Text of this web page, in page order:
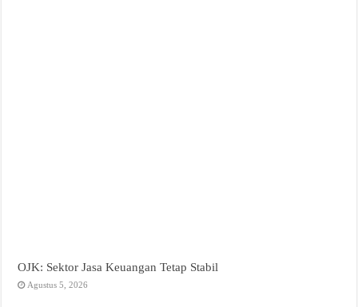
OJK: Sektor Jasa Keuangan Tetap Stabil
Agustus 5, 2026